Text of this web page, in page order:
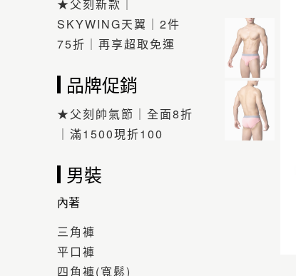
★父刻新款｜
SKYWING天翼｜2件
75折｜再享超取免運
品牌促銷
★父刻帥氣節｜全面8折
｜滿1500現折100
男裝
內著
三角褲
平口褲
四角褲(寬鬆)